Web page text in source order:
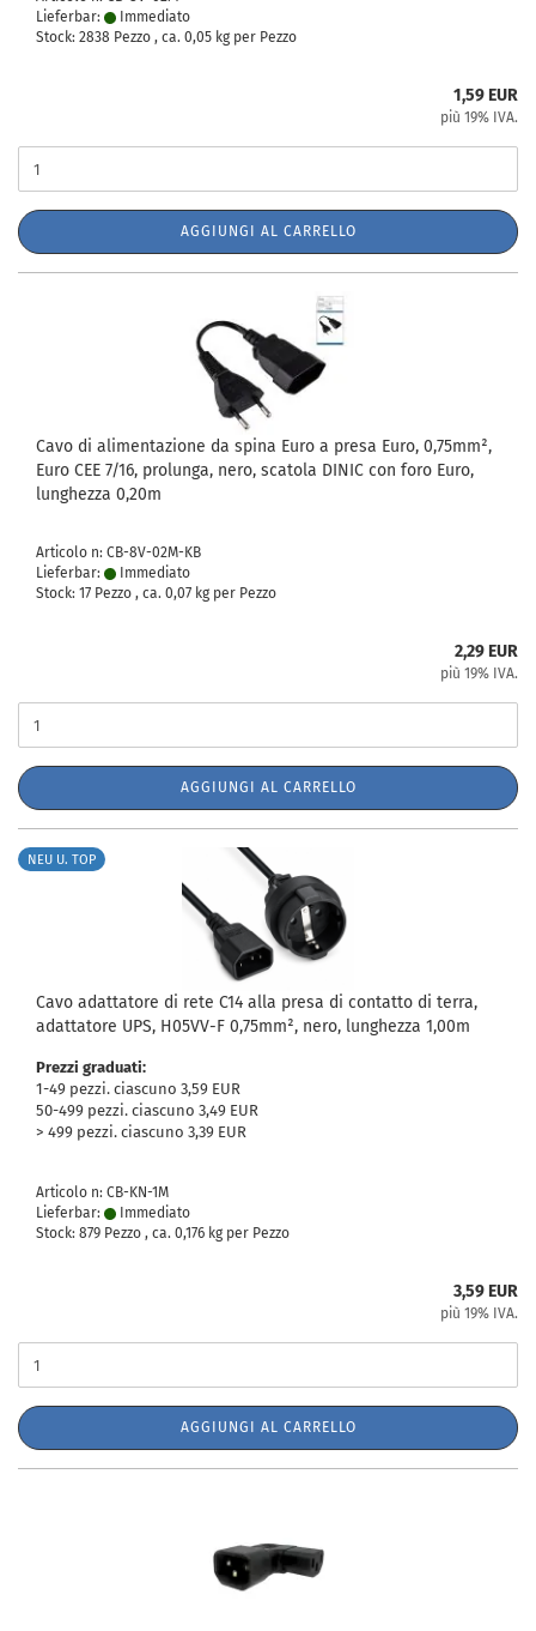
Lieferbar:
Immediato
Stock: 2838 Pezzo , ca. 0,05 kg per Pezzo
1,59 EUR
più 19% IVA.
AGGIUNGI AL CARRELLO
Cavo di alimentazione da spina Euro a presa Euro, 0,75mm²,
Euro CEE 7/16, prolunga, nero, scatola DINIC con foro Euro,
lunghezza 0,20m
Articolo n: CB-8V-02M-KB
Lieferbar:
Immediato
Stock: 17 Pezzo , ca. 0,07 kg per Pezzo
2,29 EUR
più 19% IVA.
AGGIUNGI AL CARRELLO
NEU U. TOP
Cavo adattatore di rete C14 alla presa di contatto di terra,
adattatore UPS, H05VV-F 0,75mm², nero, lunghezza 1,00m
Prezzi graduati:
1-49 pezzi. ciascuno 3,59 EUR
50-499 pezzi. ciascuno 3,49 EUR
> 499 pezzi. ciascuno 3,39 EUR
Articolo n: CB-KN-1M
Lieferbar:
Immediato
Stock: 879 Pezzo , ca. 0,176 kg per Pezzo
3,59 EUR
più 19% IVA.
AGGIUNGI AL CARRELLO